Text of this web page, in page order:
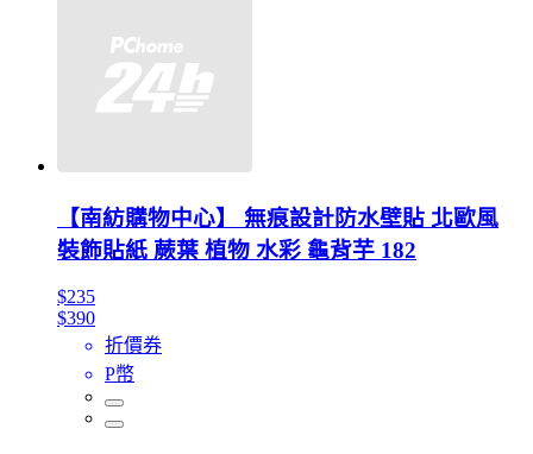
【南紡購物中心】 無痕設計防水壁貼 北歐風
裝飾貼紙 蕨葉 植物 水彩 龜背芋 182
$235
$390
折價券
P幣